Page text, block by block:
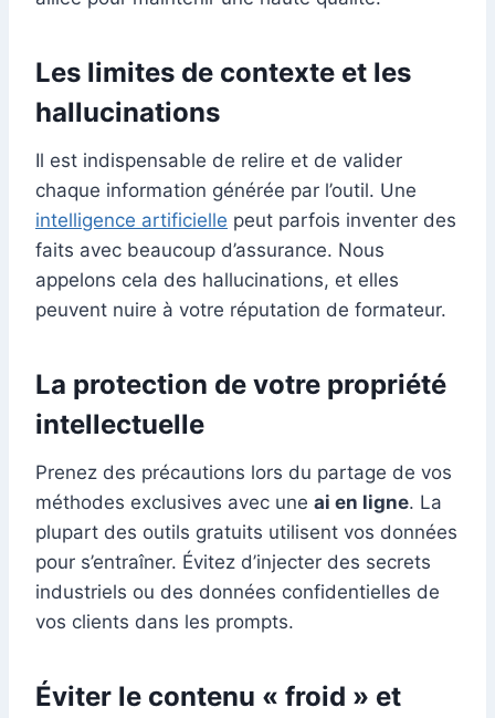
Les limites de contexte et les
hallucinations
Il est indispensable de relire et de valider
chaque information générée par l’outil. Une
intelligence artificielle peut parfois inventer des
faits avec beaucoup d’assurance. Nous
appelons cela des hallucinations, et elles
peuvent nuire à votre réputation de formateur.
La protection de votre propriété
intellectuelle
Prenez des précautions lors du partage de vos
méthodes exclusives avec une ai en ligne. La
plupart des outils gratuits utilisent vos données
pour s’entraîner. Évitez d’injecter des secrets
industriels ou des données confidentielles de
vos clients dans les prompts.
Éviter le contenu « froid » et